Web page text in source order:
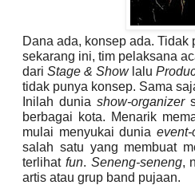
Dana ada, konsep ada.
sekarang ini, tim pelaksana
dari Stage & Showlalu
tidak punya konsep. Sama
Inilah dunia show-organizer
berbagai kota. Menarik
mulai menyukai dunia event-
salah satu yang membuat
terlihat fun. Seneng-seneng,
artis atau grup band pujaan.